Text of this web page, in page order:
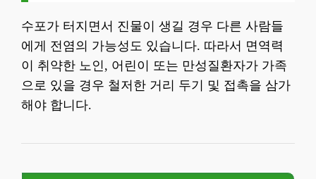
수포가 터지면서 진물이 생길 경우 다른 사람들
에게 전염의 가능성도 있습니다. 따라서 면역력
이 취약한 노인, 어린이 또는 만성질환자가 가족
으로 있을 경우 철저한 거리 두기 및 접촉을 삼가
해야 합니다.